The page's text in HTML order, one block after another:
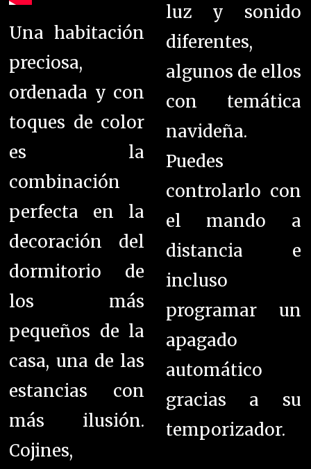
Una habitación
preciosa,
ordenada y con
toques de color
es la
combinación
perfecta en la
decoración del
dormitorio de
los más
pequeños de la
casa, una de las
estancias con
más ilusión.
Cojines,
luz y sonido
diferentes,
algunos de ellos
con temática
navideña.
Puedes
controlarlo con
el mando a
distancia e
incluso
programar un
apagado
automático
gracias a su
temporizador.